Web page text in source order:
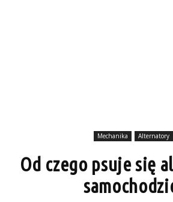
Mechanika Alternatory
Od czego psuje się